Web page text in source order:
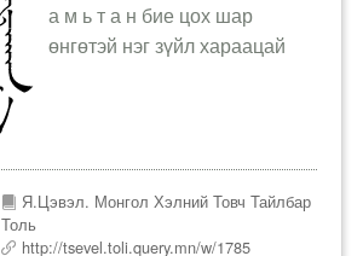
а м ь т а н бие цох шар
өнгөтэй нэг зүйл хараацай
Я.Цэвэл. Монгол Хэлний Товч Тайлбар
Толь
http://tsevel.toli.query.mn/w/1785